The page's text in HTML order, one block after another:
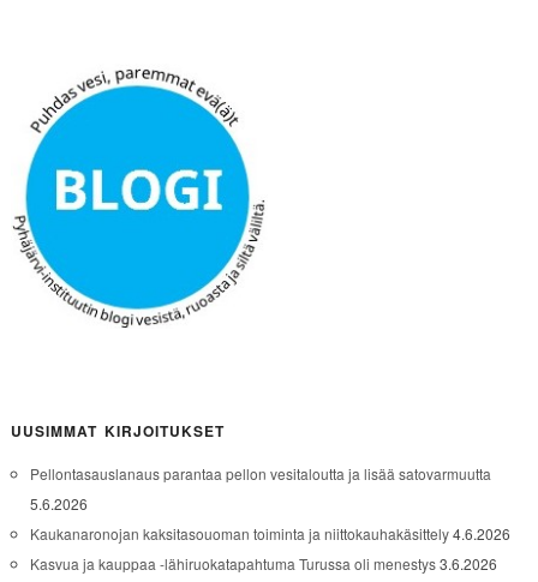
UUSIMMAT KIRJOITUKSET
Pellontasauslanaus parantaa pellon vesitaloutta ja lisää satovarmuutta
5.6.2026
Kaukanaronojan kaksitasouoman toiminta ja niittokauhakäsittely4.6.2026
Kasvua ja kauppaa -lähiruokatapahtuma Turussa oli menestys3.6.2026